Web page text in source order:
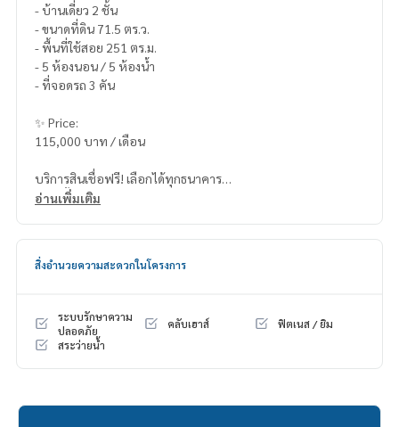
- บ้านเดี่ยว 2 ชั้น
- ขนาดที่ดิน 71.5 ตร.ว.
- พื้นที่ใช้สอย 251 ตร.ม.
- 5 ห้องนอน / 5 ห้องน้ำ
- ที่จอดรถ 3 คัน
✨ Price:
115,000 บาท / เดือน
บริการสินเชื่อฟรี! เลือกได้ทุกธนาคาร
ดอกเบี้ยพิเศษ วงเงินสูงสุด 90-100%
HOME - REAL ESTATE SERVICES
LINE: @homethailand
หรือคลิกhttps://lin.ee/2g9eaj7
✔️ ที่ปรึกษามืออาชีพ ประสบการณ์มากกว่า 6 ปี
✔️ รับฝากขาย รับซื้อ ขายฝาก จำนอง
อ่านเพิ่มเติม
สิ่งอำนวยความสะดวกในโครงการ
ระบบรักษาความ
ปลอดภัย
คลับเฮาส์
ฟิตเนส / ยิม
สระว่ายน้ำ